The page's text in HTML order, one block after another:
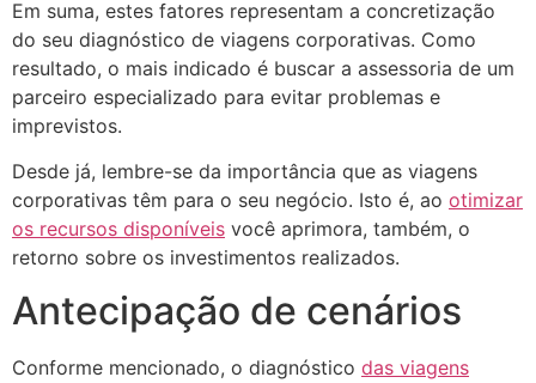
Em suma, estes fatores representam a concretização
do seu diagnóstico de viagens corporativas. Como
resultado, o mais indicado é buscar a assessoria de um
parceiro especializado para evitar problemas e
imprevistos.
Desde já, lembre-se da importância que as viagens
corporativas têm para o seu negócio. Isto é, ao otimizar
os recursos disponíveis você aprimora, também, o
retorno sobre os investimentos realizados.
Antecipação de cenários
Conforme mencionado, o diagnóstico das viagens